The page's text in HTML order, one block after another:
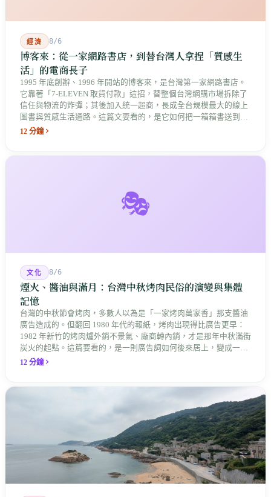
經濟 8/6
博客來：從一家網路書店，到替台灣人拿捏「質感生
活」的電商長子
1995 年底創辦、1996 年開站的博客來，是台灣第一家網路書店。
它靠著「7-ELEVEN 取貨付款」這招，替整個台灣網購市場拆除了
信任與物流的炸彈；其後加入統一超商，長成全台規模最大的線上
圖書與質感生活通路。這篇文要看的，是它如何把一箱箱書送到你
巷口，最後長成了統一集團數位版圖中最具原生基因的老長子。
12 分鐘
🎭
文化 8/6
煙火、醬油與滿月：台灣中秋烤肉民俗的演變與集體
記憶
台灣的中秋節會烤肉，多數人以為是「一家烤肉萬家香」那支醬油
廣告造成的。但翻回 1980 年代的報紙，烤肉出現得比廣告更早：
1982 年新竹的烤肉爐外銷不景氣、廠商轉內銷，才是那年中秋滿街
炭火的起點。這篇要看的，是一則廣告詞如何後來居上，變成一整
座島嶼共同的節慶記憶。
12 分鐘